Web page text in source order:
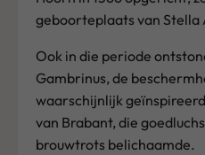
geboorteplaats van Stella
Ook in die periode
Gambrinus, de
waarschijnlijk
van Brabant, die
brouwtrots belichaamde.